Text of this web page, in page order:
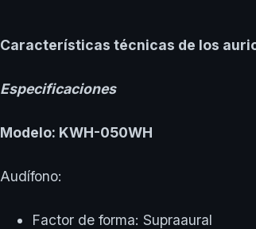
Características técnicas de los
Especificaciones
Modelo: KWH-050WH
Audífono:
Factor de forma: Supraaural